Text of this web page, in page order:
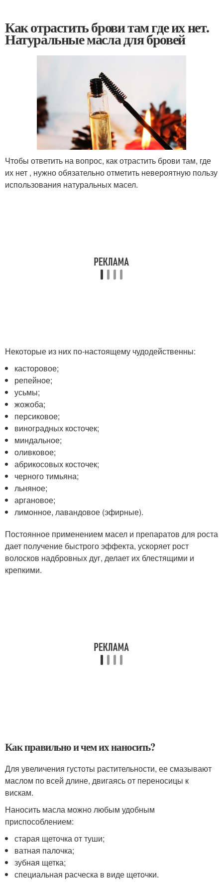
Как отрастить брови там где их нет.
Натуральные масла для бровей
Чтобы ответить на вопрос, как отрастить брови там, где
их нет , нужно обязательно отметить невероятную пользу
использования натуральных масел.
Некоторые из них по-настоящему чудодейственны:
касторовое;
репейное;
усьмы;
жожоба;
персиковое;
виноградных косточек;
миндальное;
оливковое;
абрикосовых косточек;
черного тимьяна;
льняное;
аргановое;
лимонное, лавандовое (эфирные).
Постоянное применением масел и препаратов для роста
дает получение быстрого эффекта, ускоряет рост
волосков надбровных дуг, делает их блестящими и
крепкими.
Как правильно и чем их наносить?
Для увеличения густоты растительности, ее смазывают
маслом по всей длине, двигаясь от переносицы к
вискам.
Наносить масла можно любым удобным
приспособлением:
старая щеточка от туши;
ватная палочка;
зубная щетка;
специальная расческа в виде щеточки.